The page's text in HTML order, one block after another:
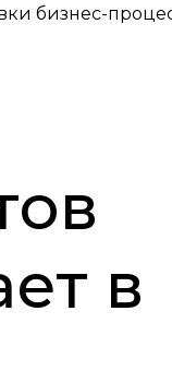
бизнес-
в